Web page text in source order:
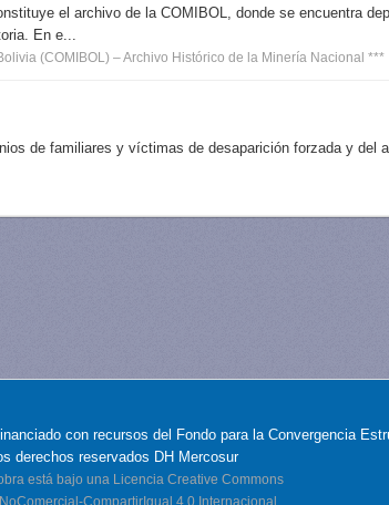
el archivo de la COMIBOL, donde se encuentra
En e...
(COMIBOL) – Archivo Histórico de la Minería Nacional ***
de familiares y víctimas de desaparición forzada y del
con recursos del Fondo para la Convergencia
derechos reservados DH Mercosur
está bajo una Licencia Creative Commons
CompartirIgual 4.0 Internacional.